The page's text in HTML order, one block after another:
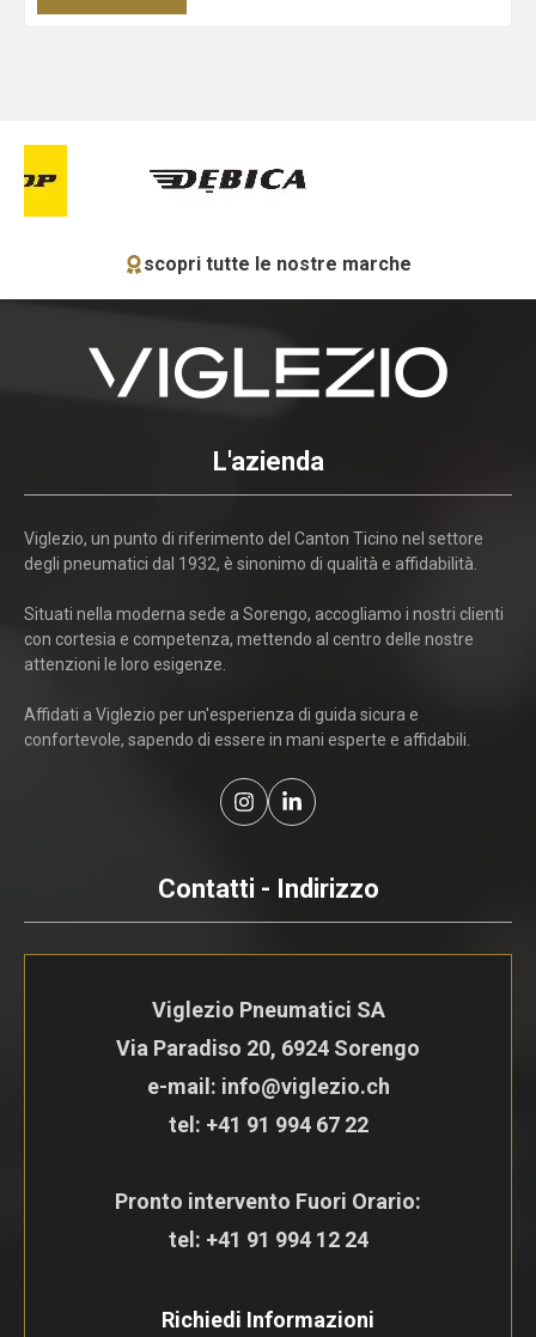
scopri tutte le nostre marche
L'azienda
Viglezio, un punto di riferimento del Canton Ticino nel settore
degli pneumatici dal 1932, è sinonimo di qualità e affidabilità.
Situati nella moderna sede a Sorengo, accogliamo i nostri clienti
con cortesia e competenza, mettendo al centro delle nostre
attenzioni le loro esigenze.
Affidati a Viglezio per un'esperienza di guida sicura e
confortevole, sapendo di essere in mani esperte e affidabili.
Contatti - Indirizzo
Viglezio Pneumatici SA
Via Paradiso 20, 6924 Sorengo
e-mail: info@viglezio.ch
tel: +41 91 994 67 22
Pronto intervento Fuori Orario:
tel: +41 91 994 12 24
Richiedi Informazioni